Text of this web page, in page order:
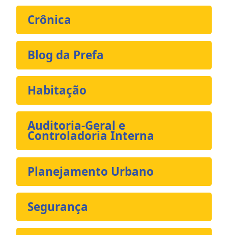
Crônica
Blog da Prefa
Habitação
Auditoria-Geral e
Controladoria Interna
Planejamento Urbano
Segurança